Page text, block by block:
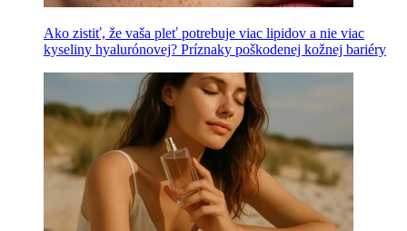
Ako zistiť, že vaša pleť potrebuje viac lipidov a nie viac
kyseliny hyalurónovej? Príznaky poškodenej kožnej bariéry